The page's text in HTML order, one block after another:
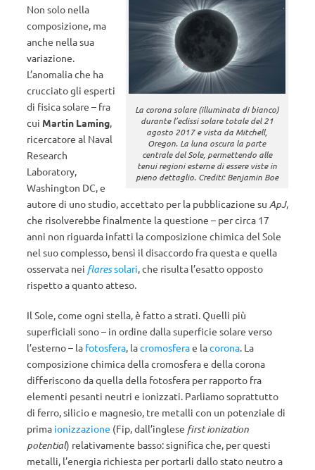
La corona solare (illuminata di bianco)
durante l’eclissi solare totale del 21
agosto 2017 e vista da Mitchell,
Oregon. La luna oscura la parte
centrale del Sole, permettendo alle
tenui regioni esterne di essere viste in
pieno dettaglio. Crediti: Benjamin Boe
Non solo nella
composizione, ma
anche nella sua
variazione.
L’anomalia che ha
crucciato gli esperti
di fisica solare – fra
cui Martin Laming,
ricercatore al Naval
Research
Laboratory,
Washington DC, e
autore di uno studio, accettato per la pubblicazione su ApJ,
che risolverebbe finalmente la questione – per circa 17
anni non riguarda infatti la composizione chimica del Sole
nel suo complesso, bensì il disaccordo fra questa e quella
osservata nei flaressolari, che risulta l’esatto opposto
rispetto a quanto atteso.
Il Sole, come ogni stella, è fatto a strati. Quelli più
superficiali sono – in ordine dalla superficie solare verso
l’esterno – la fotosfera, lacromosferae lacorona. La
composizione chimica della cromosfera e della corona
differiscono da quella della fotosfera per rapporto fra
elementi pesanti neutri e ionizzati. Parliamo soprattutto
di ferro, silicio e magnesio, tre metalli con un potenziale di
prima ionizzazione (Fip, dall’inglese first ionization
potential) relativamente basso: significa che, per questi
metalli, l’energia richiesta per portarli dallo stato neutro a